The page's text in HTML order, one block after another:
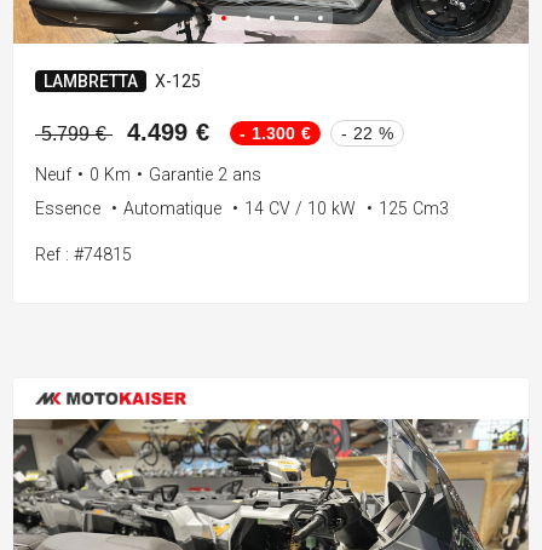
LAMBRETTA X-125
5.799 € 4.499 € - 1.300 € - 22 %
Neuf • 0 Km • Garantie 2 ans
Essence
• Automatique • 14 CV / 10 kW • 125 Cm3
Ref : #74815